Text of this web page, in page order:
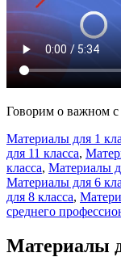
Говорим о важном
Материалы для 1
для 11 класса,
класса, Материалы
Материалы для 6
для 8 класса,
среднего
Материалы